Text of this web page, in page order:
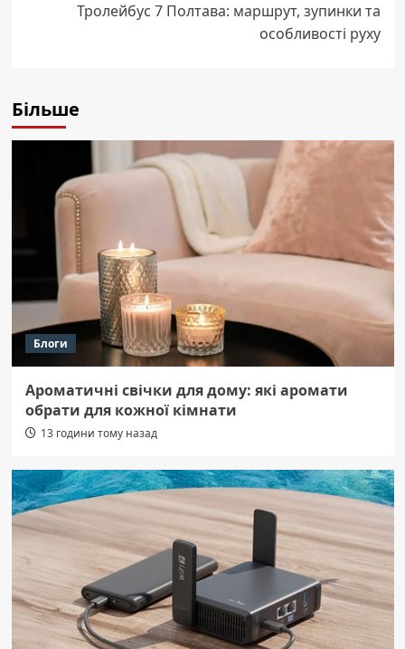
Тролейбус 7 Полтава: маршрут, зупинки та
особливості руху
Більше
Блоги
Ароматичні свічки для дому: які аромати
обрати для кожної кімнати
13 години тому назад